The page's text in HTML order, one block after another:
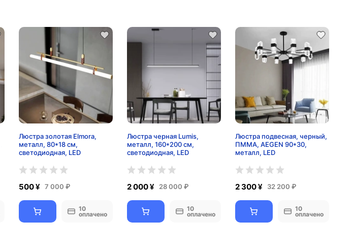
Люстра золотая Elmora,
металл, 80*18 см,
светодиодная, LED
500 ¥ 7 000 ₽
10
оплачено
Люстра черная Lumis,
металл, 160*200 см,
светодиодная, LED
2 000 ¥ 28 000 ₽
10
оплачено
Люстра подвесная, черный,
ПММА, AEGEN 90*30,
металл, LED
2 300 ¥ 32 200 ₽
10
оплачено